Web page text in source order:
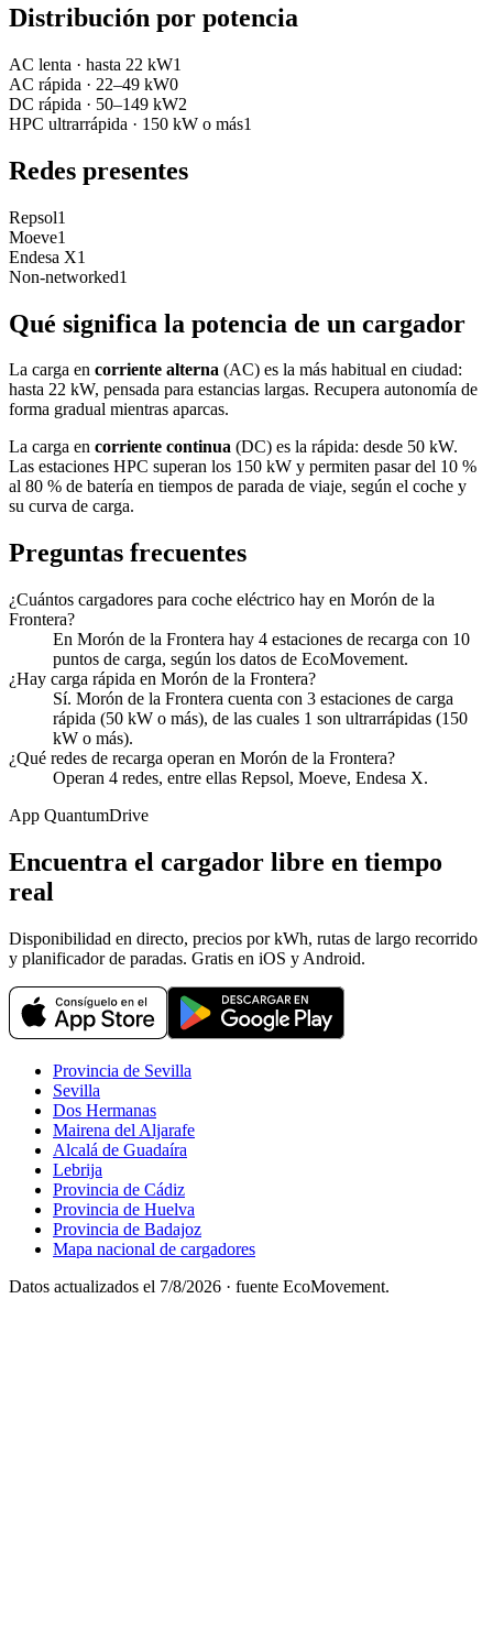
Distribución por potencia
AC lenta · hasta 22 kW1
AC rápida · 22–49 kW0
DC rápida · 50–149 kW2
HPC ultrarrápida · 150 kW o más1
Redes presentes
Repsol1
Moeve1
Endesa X1
Non-networked1
Qué significa la potencia de un cargador
La carga en corriente alterna (AC) es la más habitual en ciudad:
hasta 22 kW, pensada para estancias largas. Recupera autonomía de
forma gradual mientras aparcas.
La carga en corriente continua (DC) es la rápida: desde 50 kW.
Las estaciones HPC superan los 150 kW y permiten pasar del 10 %
al 80 % de batería en tiempos de parada de viaje, según el coche y
su curva de carga.
Preguntas frecuentes
¿Cuántos cargadores para coche eléctrico hay en Morón de la
Frontera?
En Morón de la Frontera hay 4 estaciones de recarga con 10
puntos de carga, según los datos de EcoMovement.
¿Hay carga rápida en Morón de la Frontera?
Sí. Morón de la Frontera cuenta con 3 estaciones de carga
rápida (50 kW o más), de las cuales 1 son ultrarrápidas (150
kW o más).
¿Qué redes de recarga operan en Morón de la Frontera?
Operan 4 redes, entre ellas Repsol, Moeve, Endesa X.
App QuantumDrive
Encuentra el cargador libre en tiempo
real
Disponibilidad en directo, precios por kWh, rutas de largo recorrido
y planificador de paradas. Gratis en iOS y Android.
Provincia de Sevilla
Sevilla
Dos Hermanas
Mairena del Aljarafe
Alcalá de Guadaíra
Lebrija
Provincia de Cádiz
Provincia de Huelva
Provincia de Badajoz
Mapa nacional de cargadores
Datos actualizados el 7/8/2026 · fuente EcoMovement.